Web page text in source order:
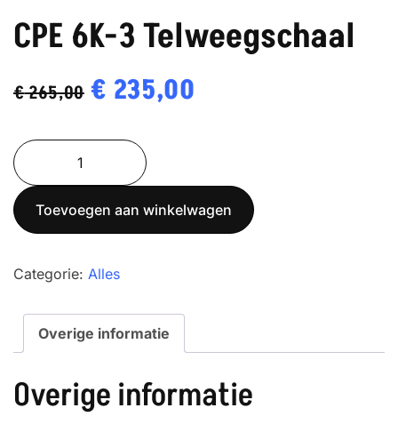
CPE 6K-3 Telweegschaal
€265,00 Oorspronkelijke
was:
€ 265,00.
€ 235,00
€ 235,00.
CPE
6K-
3
Telweegschaal
Toevoegen aan winkelwagen
Categorie: Alles
Overige informatie
Overige informatie